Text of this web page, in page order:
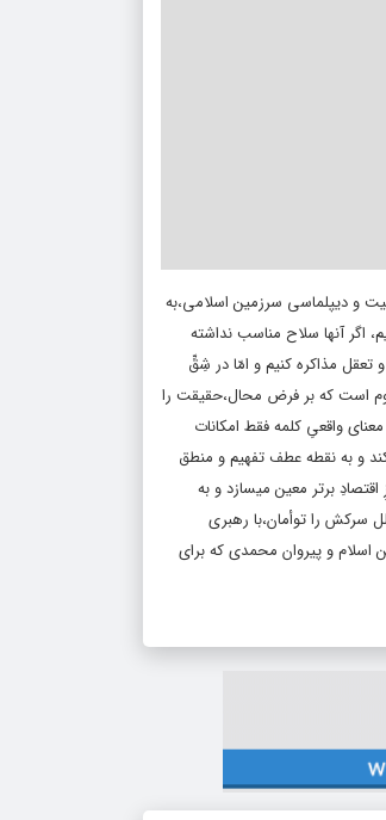
و دیپلماسى سرزمین اسلامی،به
اگر آنها سلاح مناسب نداشته
تعقل مذاکره کنیم و امّا در شِقِّ
است که بر فرض محال،حقیقت را
واقعیِ کلمه فقط امکانات
و به نقطه عطف تفهیم و منطق
برتر معین میسازد و به
سرکش را توأمان،با رهبری
اسلام و پیروان محمدی که برای